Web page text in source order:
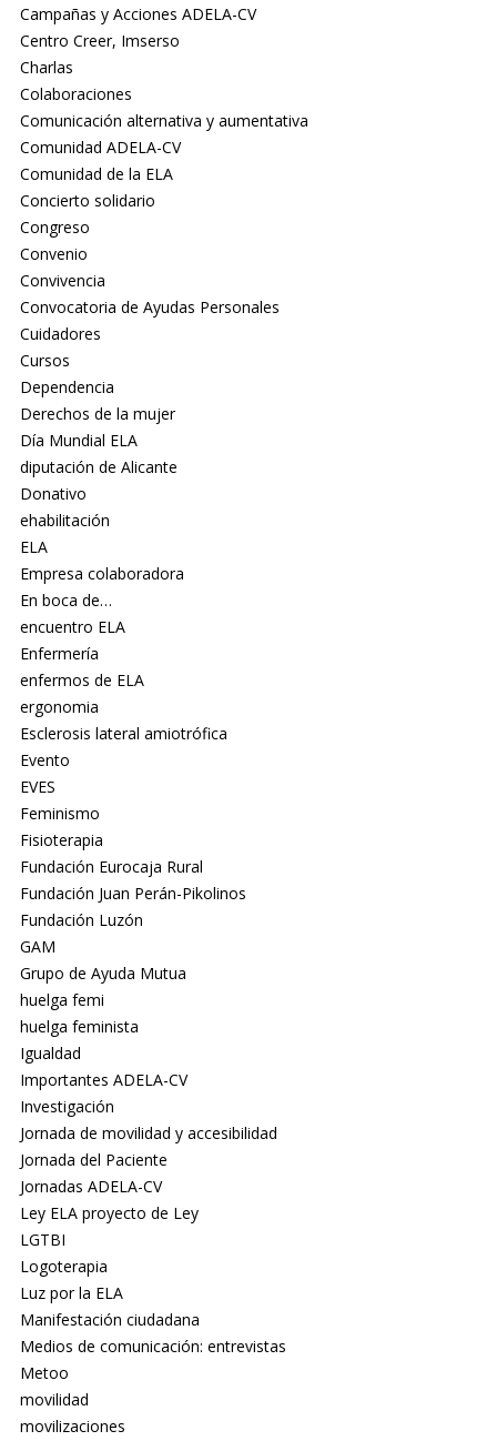
Campañas y Acciones ADELA-CV
Centro Creer, Imserso
Charlas
Colaboraciones
Comunicación alternativa y aumentativa
Comunidad ADELA-CV
Comunidad de la ELA
Concierto solidario
Congreso
Convenio
Convivencia
Convocatoria de Ayudas Personales
Cuidadores
Cursos
Dependencia
Derechos de la mujer
Día Mundial ELA
diputación de Alicante
Donativo
ehabilitación
ELA
Empresa colaboradora
En boca de…
encuentro ELA
Enfermería
enfermos de ELA
ergonomia
Esclerosis lateral amiotrófica
Evento
EVES
Feminismo
Fisioterapia
Fundación Eurocaja Rural
Fundación Juan Perán-Pikolinos
Fundación Luzón
GAM
Grupo de Ayuda Mutua
huelga femi
huelga feminista
Igualdad
Importantes ADELA-CV
Investigación
Jornada de movilidad y accesibilidad
Jornada del Paciente
Jornadas ADELA-CV
Ley ELA proyecto de Ley
LGTBI
Logoterapia
Luz por la ELA
Manifestación ciudadana
Medios de comunicación: entrevistas
Metoo
movilidad
movilizaciones